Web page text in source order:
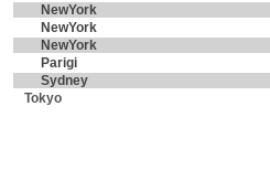
NewYork
NewYork
NewYork
Parigi
Sydney
Tokyo